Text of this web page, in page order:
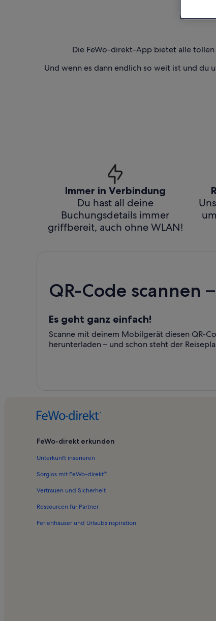
Die FeWo-direkt-App bietet alle
Und wenn es dann endlich so weit ist und du
Immer in Verbindung
Du hast all deine
Buchungsdetails immer
griffbereit, auch ohne WLAN!
QR-Code scannen
Es geht ganz einfach!
Scanne mit deinem Mobilgerät diesen QR-
herunterladen – und schon steht der
FeWo-direkt erkunden
Unterkunft inserieren
Sorglos mit FeWo-direkt™
Vertrauen und Sicherheit
Ressourcen für Partner
Ferienhäuser und Urlaubsinspiration